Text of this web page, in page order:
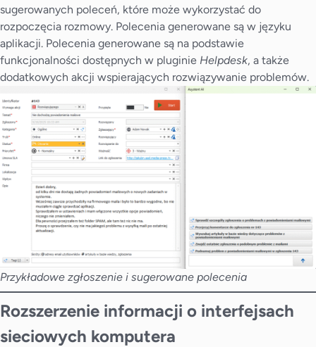
sugerowanych poleceń, które może wykorzystać do
rozpoczęcia rozmowy. Polecenia generowane są w języku
aplikacji. Polecenia generowane są na podstawie
funkcjonalności dostępnych w pluginie Helpdesk, a także
dodatkowych akcji wspierających rozwiązywanie problemów.
Przykładowe zgłoszenie i sugerowane polecenia
Rozszerzenie informacji o interfejsach
sieciowych komputera